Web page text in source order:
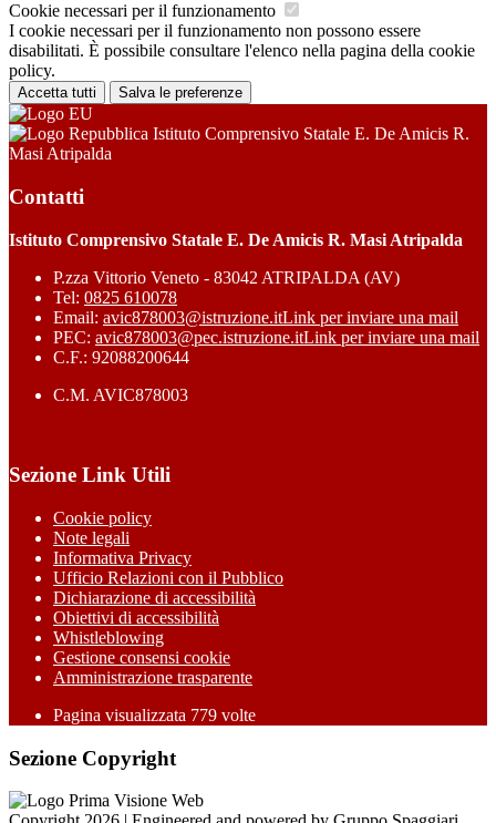
Cookie necessari per il funzionamento
I cookie necessari per il funzionamento non possono essere
disabilitati. È possibile consultare l'elenco nella pagina della cookie
policy.
Accetta tutti Salva le preferenze
Istituto Comprensivo Statale E. De Amicis R.
Masi Atripalda
Contatti
Istituto Comprensivo Statale E. De Amicis R. Masi Atripalda
P.zza Vittorio Veneto - 83042 ATRIPALDA (AV)
Tel: 0825 610078
Email: avic878003@istruzione.itLink per inviare una mail
PEC: avic878003@pec.istruzione.itLink per inviare una mail
C.F.: 92088200644
C.M. AVIC878003
Sezione Link Utili
Cookie policy
Note legali
Informativa Privacy
Ufficio Relazioni con il Pubblico
Dichiarazione di accessibilità
Obiettivi di accessibilità
Whistleblowing
Gestione consensi cookie
Amministrazione trasparente
Pagina visualizzata 779 volte
Sezione Copyright